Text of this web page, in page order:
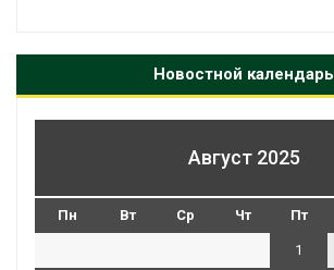
Новостной календарь
Август 2025
Пн Вт Ср Чт Пт
1